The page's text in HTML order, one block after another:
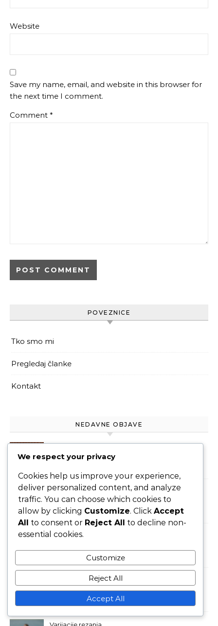
Website
Save my name, email, and website in this browser for
the next time I comment.
Comment *
POVEZNICE
Tko smo mi
Pregledaj članke
Kontakt
NEDAVNE OBJAVE
obrasci kretanja, ravnoteža,
Profesionalne tehnike
ravnog servisa: hvat, stav,
završetak
Strategije posluživanja:
Kutovi terena
Mehanika servisa s
topspinom: Poravnanje tijela,
Zamah ruke, Utjecaj lopte
Varijacije rezanja
We respect your privacy
Cookies help us improve your experience,
deliver personalized content, and analyze
traffic. You can choose which cookies to
allow by clicking Customize. Click Accept
All to consent or Reject All to decline non-
essential cookies.
Customize
Reject All
Accept All